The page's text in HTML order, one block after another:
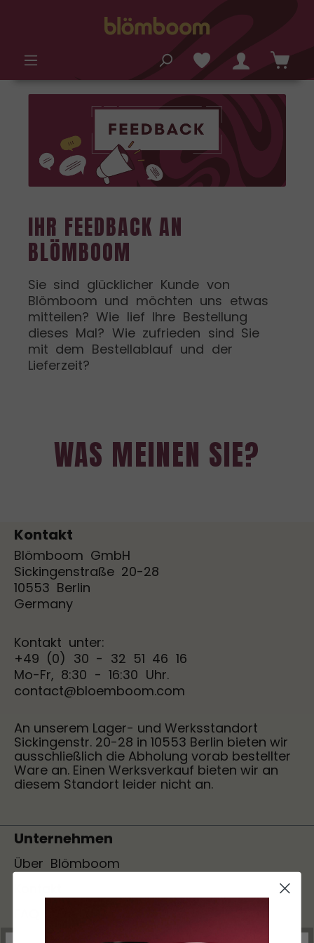
IHR FEEDBACK AN
BLÖMBOOM
Sie sind glücklicher Kunde von
Blömboom und möchten uns etwas
mitteilen? Wie lief Ihre Bestellung
dieses Mal? Wie zufrieden sind Sie
mit dem Bestellablauf und der
Lieferzeit?
WAS MEINEN SIE?
Kontakt
Blömboom GmbH
Sickingenstraße 20-28
10553 Berlin
Germany
Kontakt unter:
+49 (0) 30 - 32 51 46 16
Mo-Fr, 8:30 - 16:30 Uhr.
contact@bloemboom.com
An unserem Lager- und Werksstandort
Sickingenstr. 20-28 in 10553 Berlin bieten wir
ausschließlich die Abholung vorab bestellter
Ware an. Einen Werksverkauf bieten wir an
diesem Standort leider nicht an.
Unternehmen
Über Blömboom